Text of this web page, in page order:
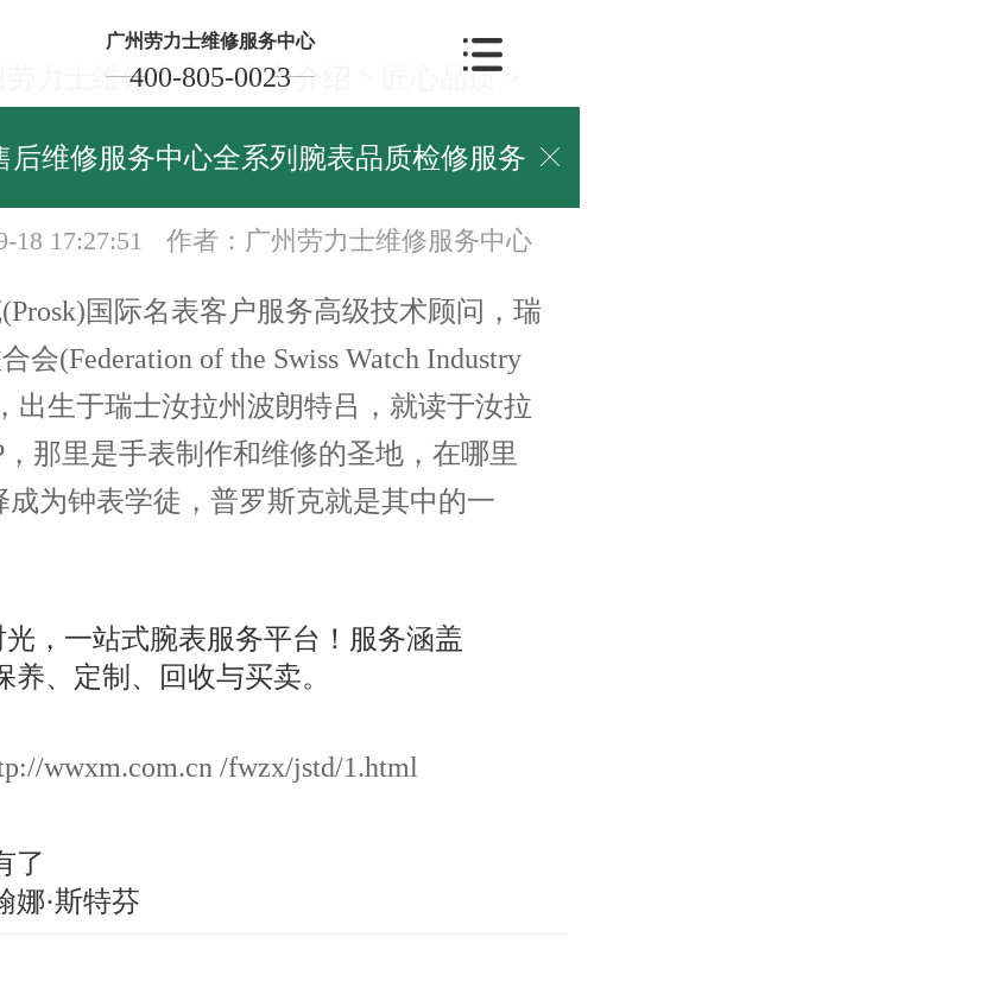
广州劳力士维修服务中心
400-805-0023
后维修服务中心全系列腕表品质检修服务 
劳力士维修中心>中心介绍 匠心品质>
18 17:27:51 作者：广州劳力士维修服务中心
国际名表客户服务高级技术顾问，瑞
会(Federation of the Swiss Watch Industry
出生于瑞士汝拉州波朗特吕，就读于汝拉
，那里是手表制作和维修的圣地，在哪里
成为钟表学徒，普罗斯克就是其中的一
wwxm.com.cn /fwzx/jstd/1.html
了
娜·斯特芬